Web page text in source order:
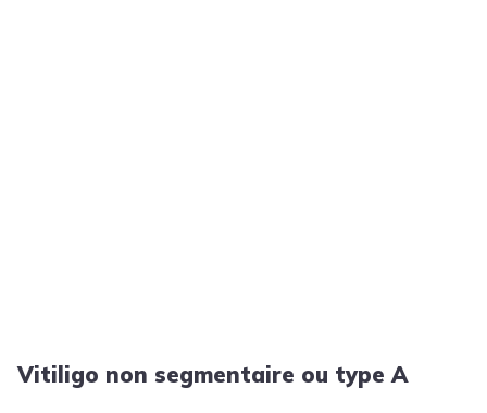
Vitiligo non segmentaire ou type A